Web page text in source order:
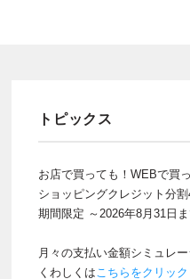
トピックス
お店で買っても！WEBで買
ショッピングクレジット分
期間限定 ～2026年8月31日
月々の支払い金額シミュレ
くわしくはこちらをクリック